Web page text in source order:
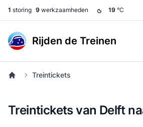
1 storing 9 werkzaamheden 19 °C
Rijden de Treinen
Treintickets
Treintickets van Delft